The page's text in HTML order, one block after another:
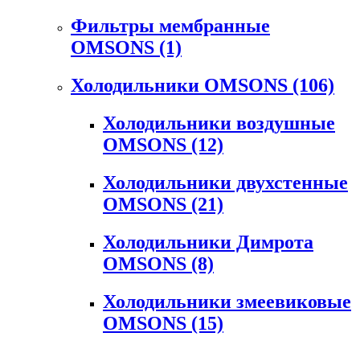
Фильтры мембранные
OMSONS (1)
Холодильники OMSONS (106)
Холодильники воздушные
OMSONS (12)
Холодильники двухстенные
OMSONS (21)
Холодильники Димрота
OMSONS (8)
Холодильники змеевиковые
OMSONS (15)